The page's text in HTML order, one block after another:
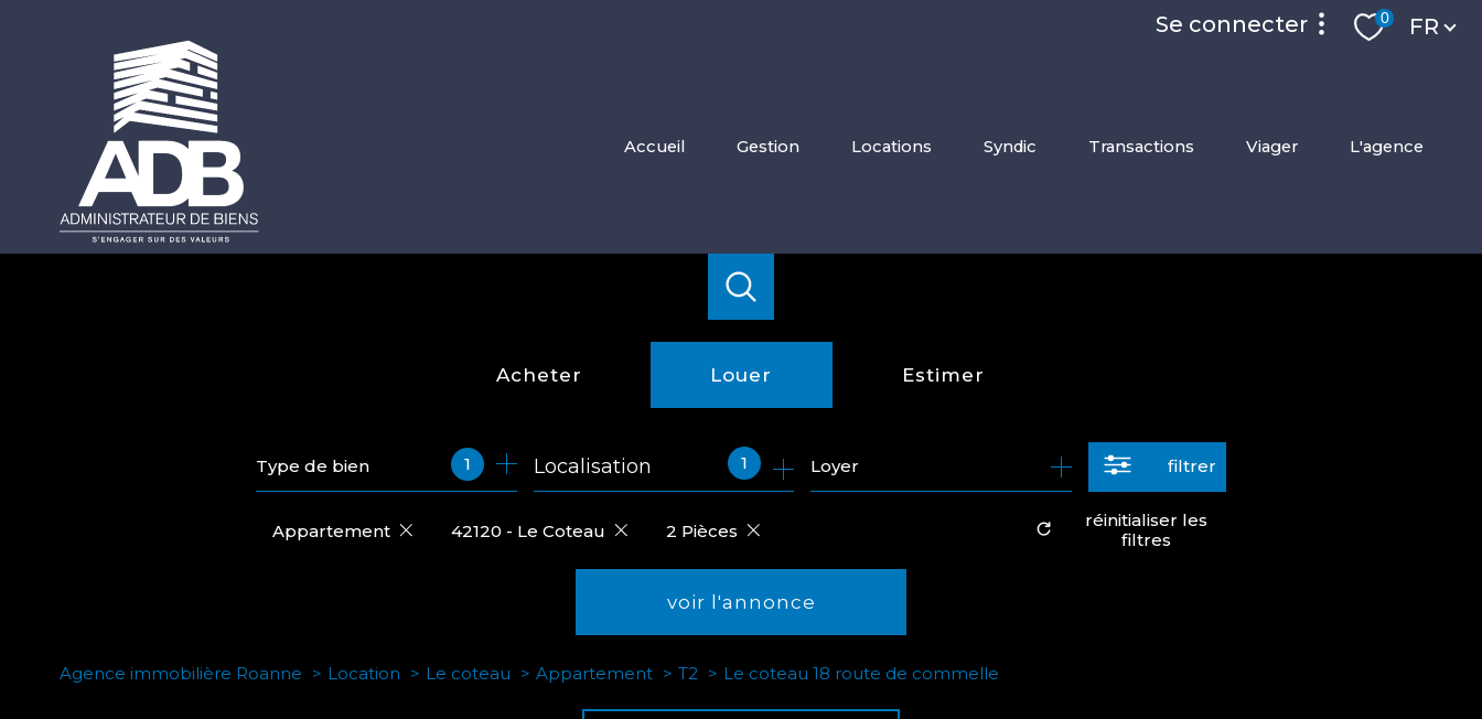
se connecter
espace locataire
0 Langue
FR
accueil gestion locations syndic transactions viager l'agence
Acheter
de l'ancien
Louer
à l'année
de l'immo pro
Estimer
Type de bien 1 1
Localisation Loyer filtrer
voir l'annonce
Appartement 42120 - Le Coteau 2 Pièces
réinitialiser les
filtres
Agence immobilière Roanne Location Le coteau Appartement T2 Le coteau 18 route de commelle